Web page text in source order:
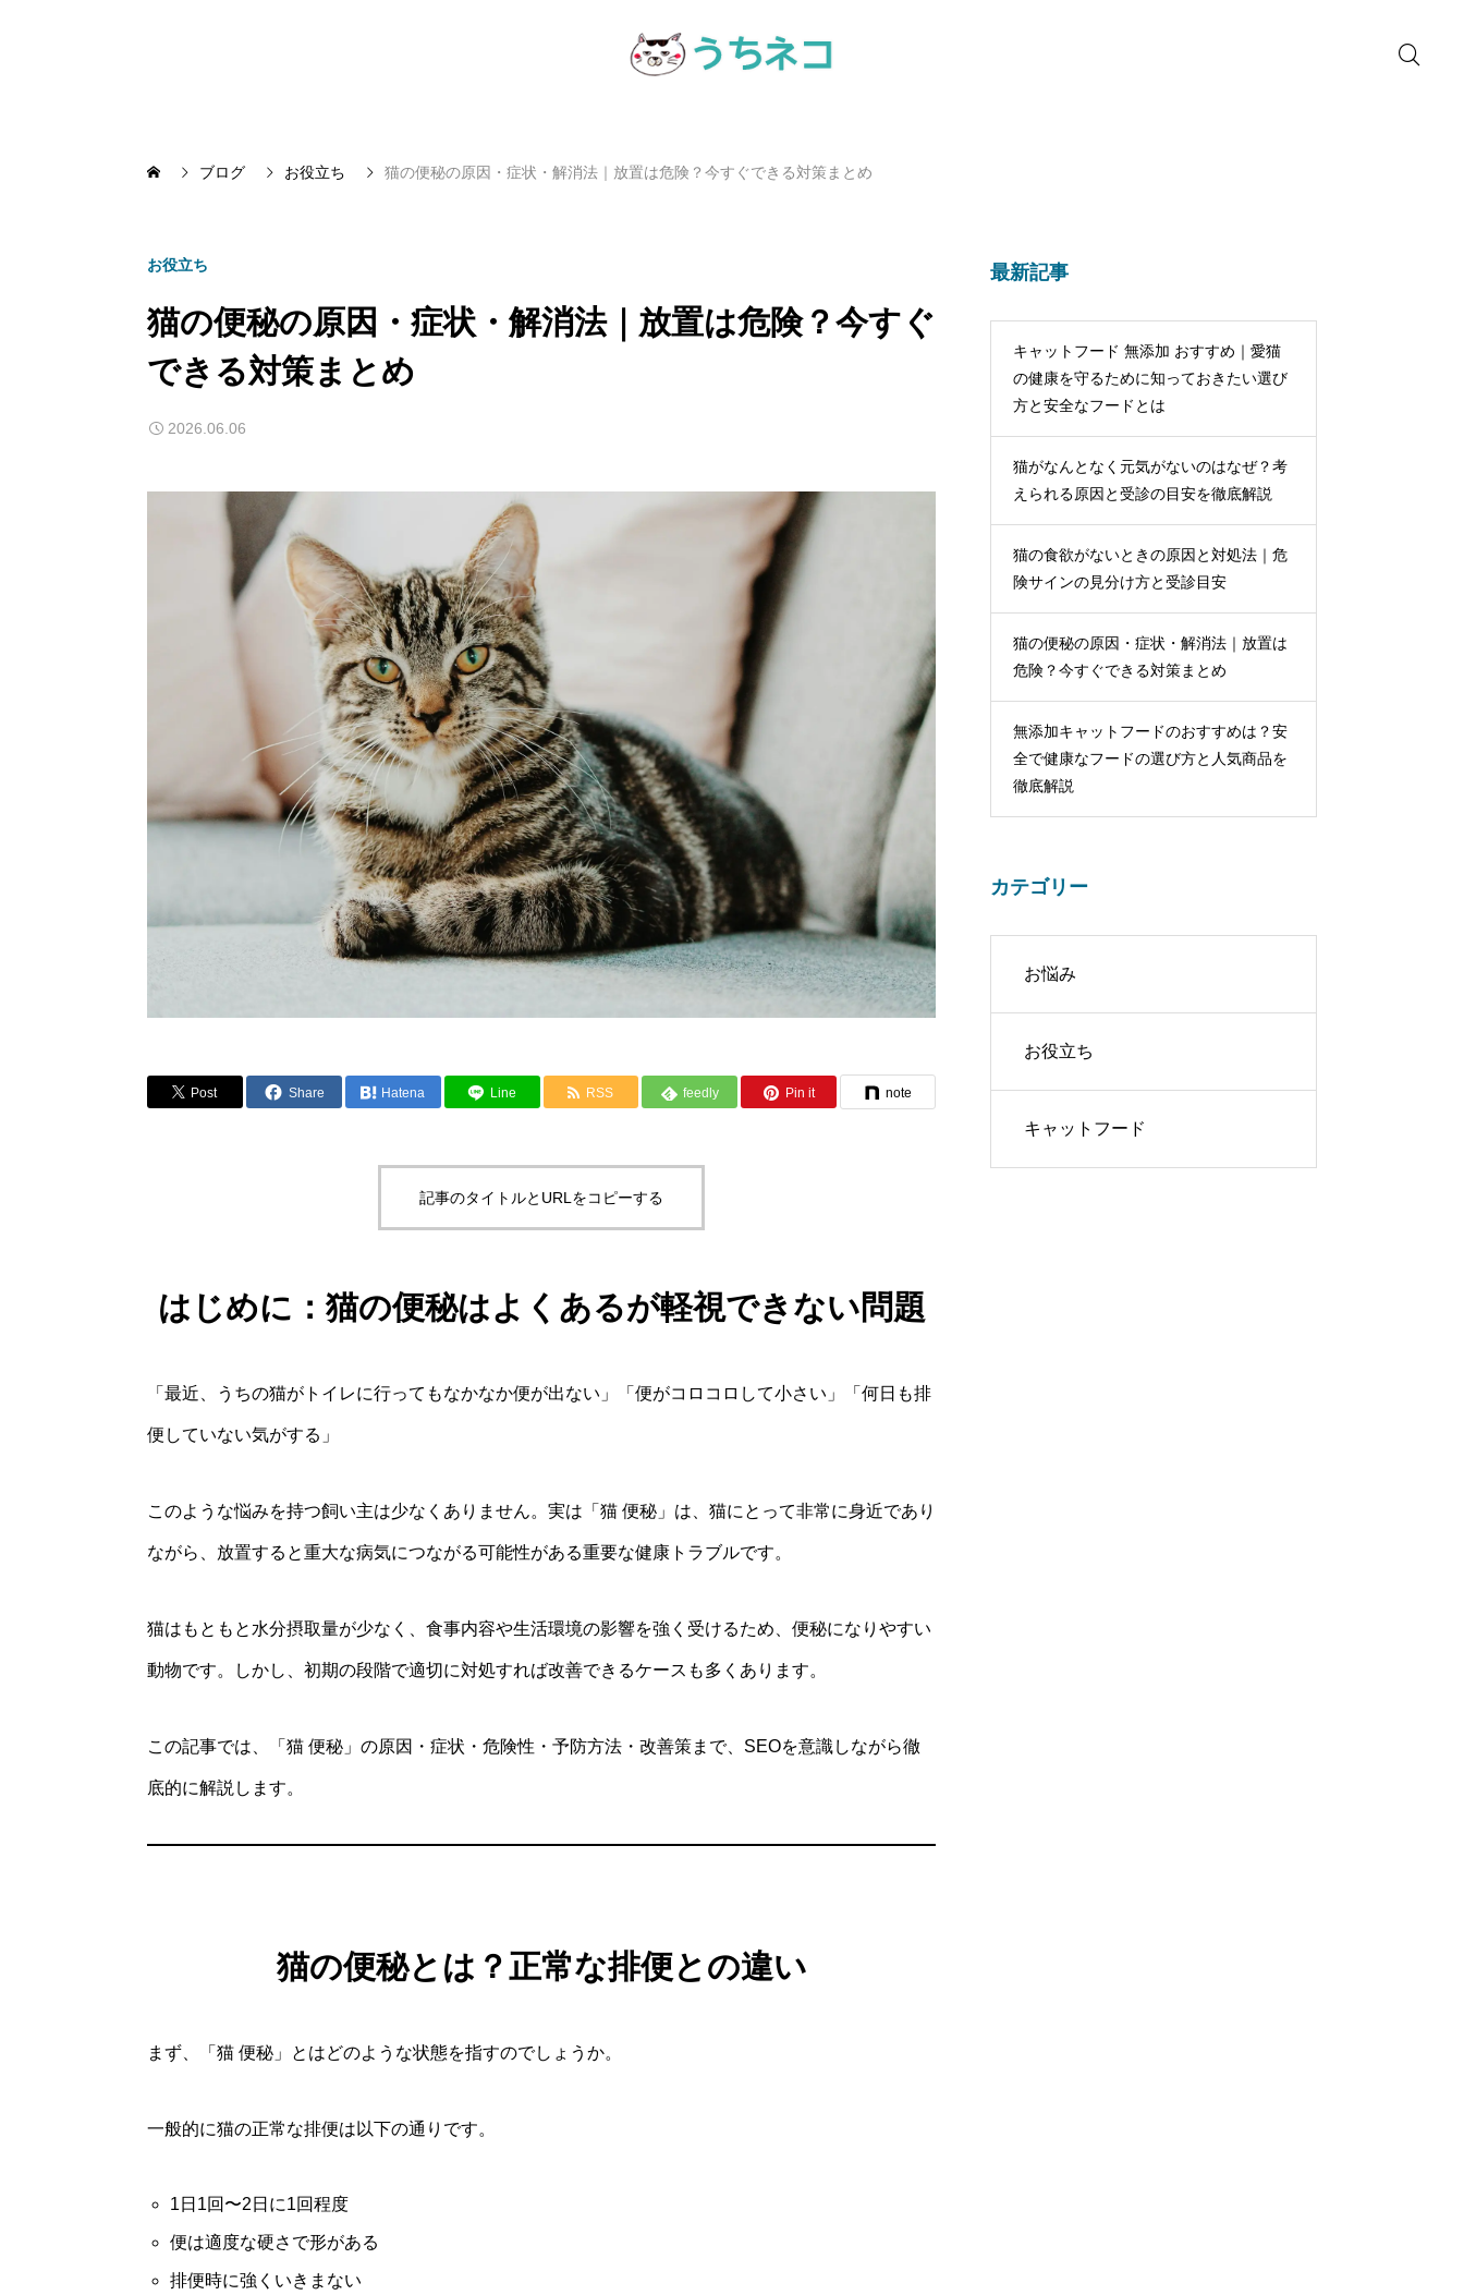
ブログ お役立ち 猫の便秘の原因・症状・解消法｜放置は危険？今すぐできる対策まとめ
お役立ち
猫の便秘の原因・症状・解消法｜放置は危険？今すぐ
できる対策まとめ
2026.06.06
Post Share Hatena Line RSS feedly Pin it note
記事のタイトルとURLをコピーする
はじめに：猫の便秘はよくあるが軽視できない問題
「最近、うちの猫がトイレに行ってもなかなか便が出ない」「便がコロコロして小さい」「何日も排
便していない気がする」
このような悩みを持つ飼い主は少なくありません。実は「猫 便秘」は、猫にとって非常に身近であり
ながら、放置すると重大な病気につながる可能性がある重要な健康トラブルです。
猫はもともと水分摂取量が少なく、食事内容や生活環境の影響を強く受けるため、便秘になりやすい
動物です。しかし、初期の段階で適切に対処すれば改善できるケースも多くあります。
この記事では、「猫 便秘」の原因・症状・危険性・予防方法・改善策まで、SEOを意識しながら徹
底的に解説します。
猫の便秘とは？正常な排便との違い
まず、「猫 便秘」とはどのような状態を指すのでしょうか。
一般的に猫の正常な排便は以下の通りです。
1日1回〜2日に1回程度
便は適度な硬さで形がある
排便時に強くいきまない
最新記事
キャットフード 無添加 おすすめ｜愛猫
の健康を守るために知っておきたい選び
方と安全なフードとは
猫がなんとなく元気がないのはなぜ？考
えられる原因と受診の目安を徹底解説
猫の食欲がないときの原因と対処法｜危
険サインの見分け方と受診目安
猫の便秘の原因・症状・解消法｜放置は
危険？今すぐできる対策まとめ
無添加キャットフードのおすすめは？安
全で健康なフードの選び方と人気商品を
徹底解説
カテゴリー
お悩み
お役立ち
キャットフード